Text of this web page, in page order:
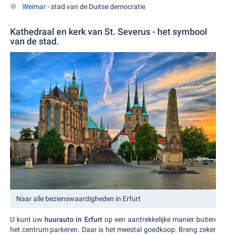
Weimar- stad van de Duitse democratie
Kathedraal en kerk van St. Severus - het symbool
van de stad.
Naar alle bezienswaardigheden in Erfurt
U kunt uw huurauto in Erfurtop een aantrekkelijke manier buiten
het centrum parkeren. Daar is het meestal goedkoop. Breng zeker